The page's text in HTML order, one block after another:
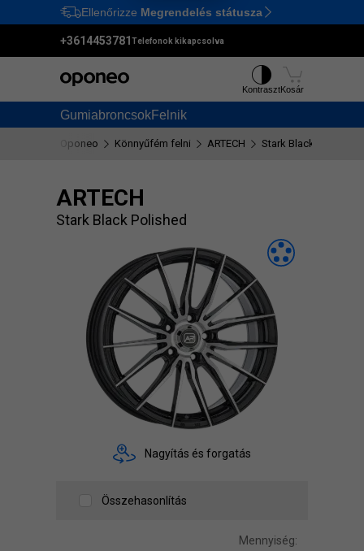
Ctrl M
Ellenőrizze Megrendelés státusza
+3614453781Telefonok kikapcsolva
GumiabroncsokFelnik
KontrasztKosár
Oponeo Könnyűfém felni ARTECH Stark Black Polished
ARTECH
Stark Black Polished
Nagyítás és forgatás
Összehasonlítás
Mennyiség: